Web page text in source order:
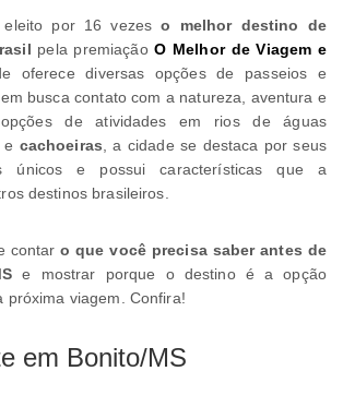
por 16 vezeso melhor destino de
pela premiaçãoO Melhor de Viagem e
oferece diversas opções de passeios e
busca contato com a natureza, aventura e
de atividades em rios de águas
e cachoeiras , a cidade se destaca por seus
únicos e possui características que a
destinos brasileiros.
contaro que você precisa saber antes de
e mostrar
porque o destino é a opção
próxima viagem. Confira!
em Bonito/MS